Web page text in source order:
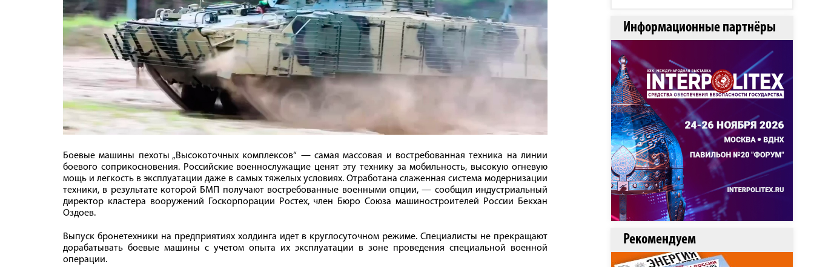
Боевые машины пехоты „Высокоточных комплексов“ — самая массовая и востребованная техника на линии
боевого соприкосновения. Российские военнослужащие ценят эту технику за мобильность, высокую огневую
мощь и легкость в эксплуатации даже в самых тяжелых условиях. Отработана слаженная система модернизации
техники, в результате которой БМП получают востребованные военными опции, — сообщил индустриальный
директор кластера вооружений Госкорпорации Ростех, член Бюро Союза машиностроителей России Бекхан
Оздоев.
Выпуск бронетехники на предприятиях холдинга идет в круглосуточном режиме. Специалисты не прекращают
дорабатывать боевые машины с учетом опыта их эксплуатации в зоне проведения специальной военной
операции.
Информационные партнёры
Рекомендуем